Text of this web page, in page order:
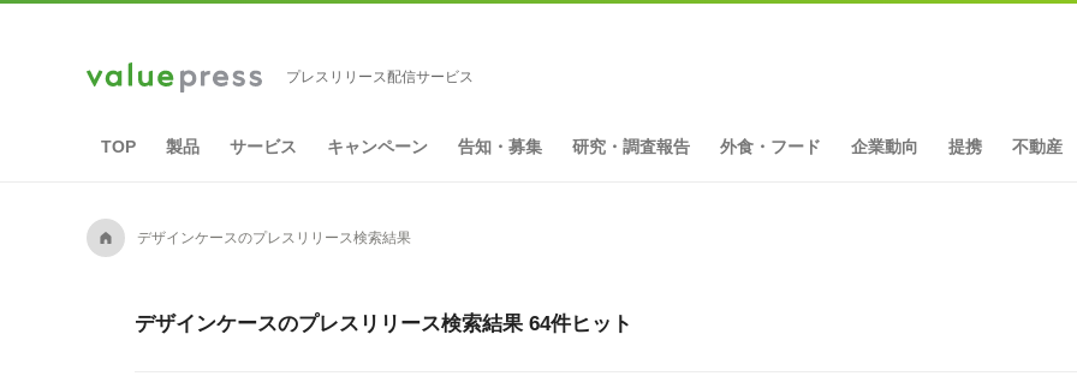
プレスリリース配信サービス
TOP 製品 サービス キャンペーン 告知・募集 研究・調査報告 外食・フード 企業動向 提携 不動産
A デザインケースのプレスリリース検索結果
デザインケースのプレスリリース検索結果 64件ヒット